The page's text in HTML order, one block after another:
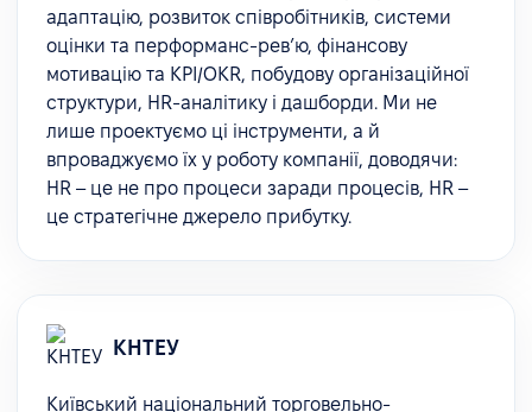
адаптацію, розвиток співробітників, системи
оцінки та перформанс-рев’ю, фінансову
мотивацію та KPI/OKR, побудову організаційної
структури, HR-аналітику і дашборди. Ми не
лише проектуємо ці інструменти, а й
впроваджуємо їх у роботу компанії, доводячи:
HR – це не про процеси заради процесів, HR –
це стратегічне джерело прибутку.
КНТЕУ
Київський національний торговельно-